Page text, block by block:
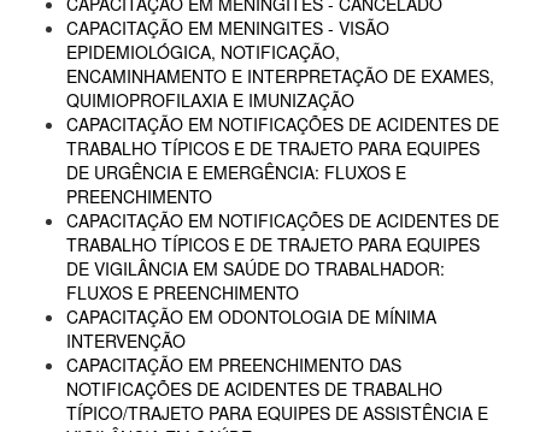
CAPACITAÇÃO EM MENINGITES - VISÃO
EPIDEMIOLÓGICA, NOTIFICAÇÃO,
ENCAMINHAMENTO E INTERPRETAÇÃO DE EXAMES,
QUIMIOPROFILAXIA E IMUNIZAÇÃO
CAPACITAÇÃO EM NOTIFICAÇÕES DE ACIDENTES DE
TRABALHO TÍPICOS E DE TRAJETO PARA EQUIPES
DE URGÊNCIA E EMERGÊNCIA: FLUXOS E
PREENCHIMENTO
CAPACITAÇÃO EM NOTIFICAÇÕES DE ACIDENTES DE
TRABALHO TÍPICOS E DE TRAJETO PARA EQUIPES
DE VIGILÂNCIA EM SAÚDE DO TRABALHADOR:
FLUXOS E PREENCHIMENTO
CAPACITAÇÃO EM ODONTOLOGIA DE MÍNIMA
INTERVENÇÃO
CAPACITAÇÃO EM PREENCHIMENTO DAS
NOTIFICAÇÕES DE ACIDENTES DE TRABALHO
TÍPICO/TRAJETO PARA EQUIPES DE ASSISTÊNCIA E